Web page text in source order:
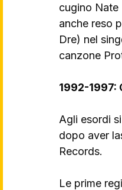
cugino Nate
anche reso
Dre) nel
canzone
1992-1997:
Agli esordi
dopo aver
Records.
Le prime